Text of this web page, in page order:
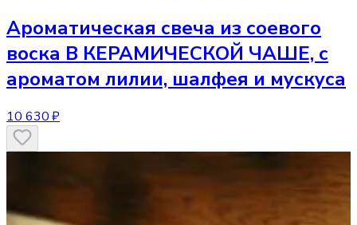
Ароматическая свеча из соевого
воска В КЕРАМИЧЕСКОЙ ЧАШЕ, с
ароматом лилии, шалфея и мускуса
10 630 ₽